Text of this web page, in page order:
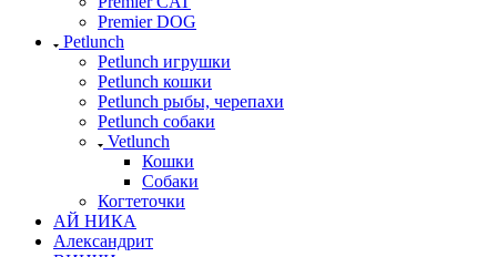
Premier DOG
Petlunch
Petlunch игрушки
Petlunch кошки
Petlunch рыбы, черепахи
Petlunch собаки
Vetlunch
Кошки
Собаки
Когтеточки
АЙ НИКА
Александрит